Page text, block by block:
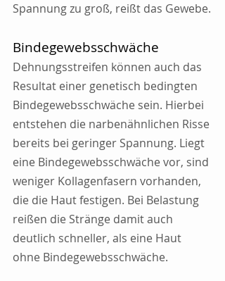
Spannung zu groß, reißt das Gewebe.
Bindegewebsschwäche
Dehnungsstreifen können auch das
Resultat einer genetisch bedingten
Bindegewebsschwäche sein. Hierbei
entstehen die narbenähnlichen Risse
bereits bei geringer Spannung. Liegt
eine Bindegewebsschwäche vor, sind
weniger Kollagenfasern vorhanden,
die die Haut festigen. Bei Belastung
reißen die Stränge damit auch
deutlich schneller, als eine Haut
ohne Bindegewebsschwäche.